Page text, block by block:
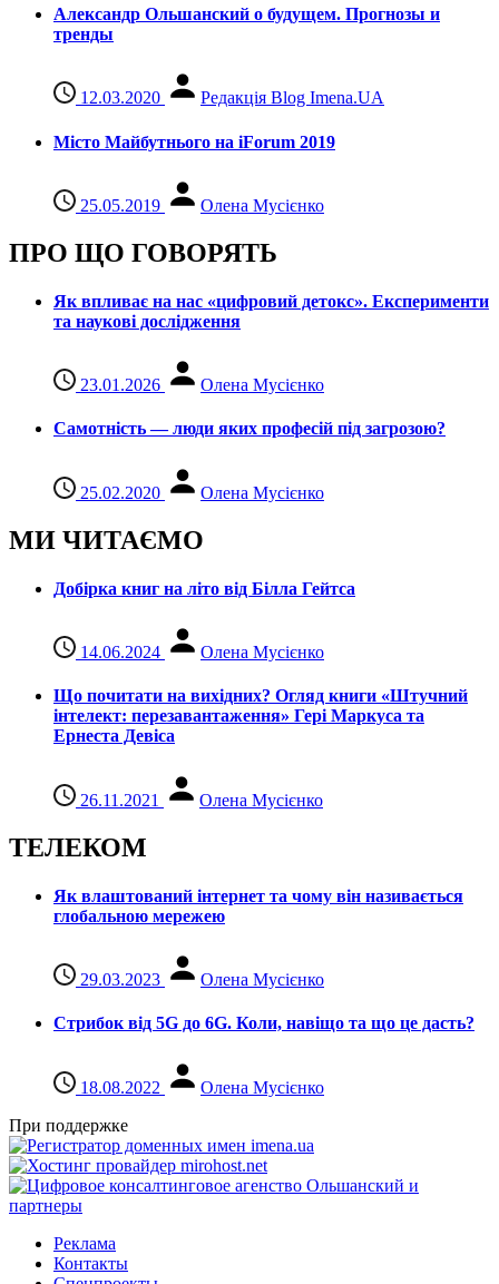
Александр Ольшанский о будущем. Прогнозы и
тренды
12.03.2020 Редакція Blog Imena.UA
Місто Майбутнього на iForum 2019
25.05.2019 Олена Мусієнко
ПРО ЩО ГОВОРЯТЬ
Як впливає на нас «цифровий детокс». Експерименти
та наукові дослідження
23.01.2026 Олена Мусієнко
Самотність — люди яких професій під загрозою?
25.02.2020 Олена Мусієнко
МИ ЧИТАЄМО
Добірка книг на літо від Білла Гейтса
14.06.2024 Олена Мусієнко
Що почитати на вихідних? Огляд книги «Штучний
інтелект: перезавантаження» Гері Маркуса та
Ернеста Девіса
26.11.2021 Олена Мусієнко
ТЕЛЕКОМ
Як влаштований інтернет та чому він називається
глобальною мережею
29.03.2023 Олена Мусієнко
Стрибок від 5G до 6G. Коли, навіщо та що це даcть?
18.08.2022
Олена Мусієнко
При поддержке
Реклама
Контакты